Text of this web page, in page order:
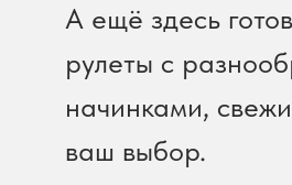
А ещё здесь
рулеты с
начинками,
ваш выбор.